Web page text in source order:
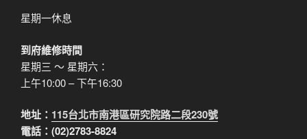
星期一休息
到府維修時間
星期三 ～ 星期六：
上午10:00 – 下午16:30
地址： 115台北市南港區研究院路二段230號
電話：(02)2783-8824